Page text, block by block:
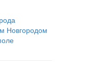
Новгородом